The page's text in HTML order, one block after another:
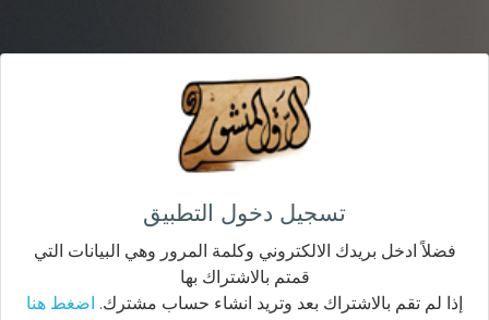
تسجيل دخول التطبيق
فضلاً ادخل بريدك الالكتروني وكلمة المرور وهي البيانات التي
قمتم بالاشتراك بها
إذا لم تقم بالاشتراك بعد وتريد انشاء حساب مشترك. اضغط هنا